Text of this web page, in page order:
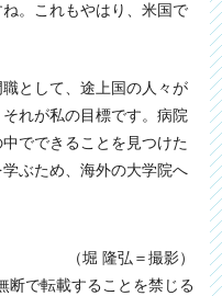
。これもやはり、米国で
として、途上国の人々が
れが私の目標です。病院
でできることを見つけた
ぶため、海外の大学院へ
（堀 隆弘＝撮影）
断で転載することを禁じる